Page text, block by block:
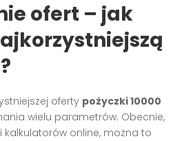
ofert – jak
oferty pożyczki 10000
wielu parametrów. Obecnie,
kalkulatorów online, można to